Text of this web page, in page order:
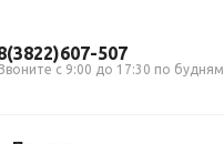
507
Звоните с 9:00 до 17:30 по будням